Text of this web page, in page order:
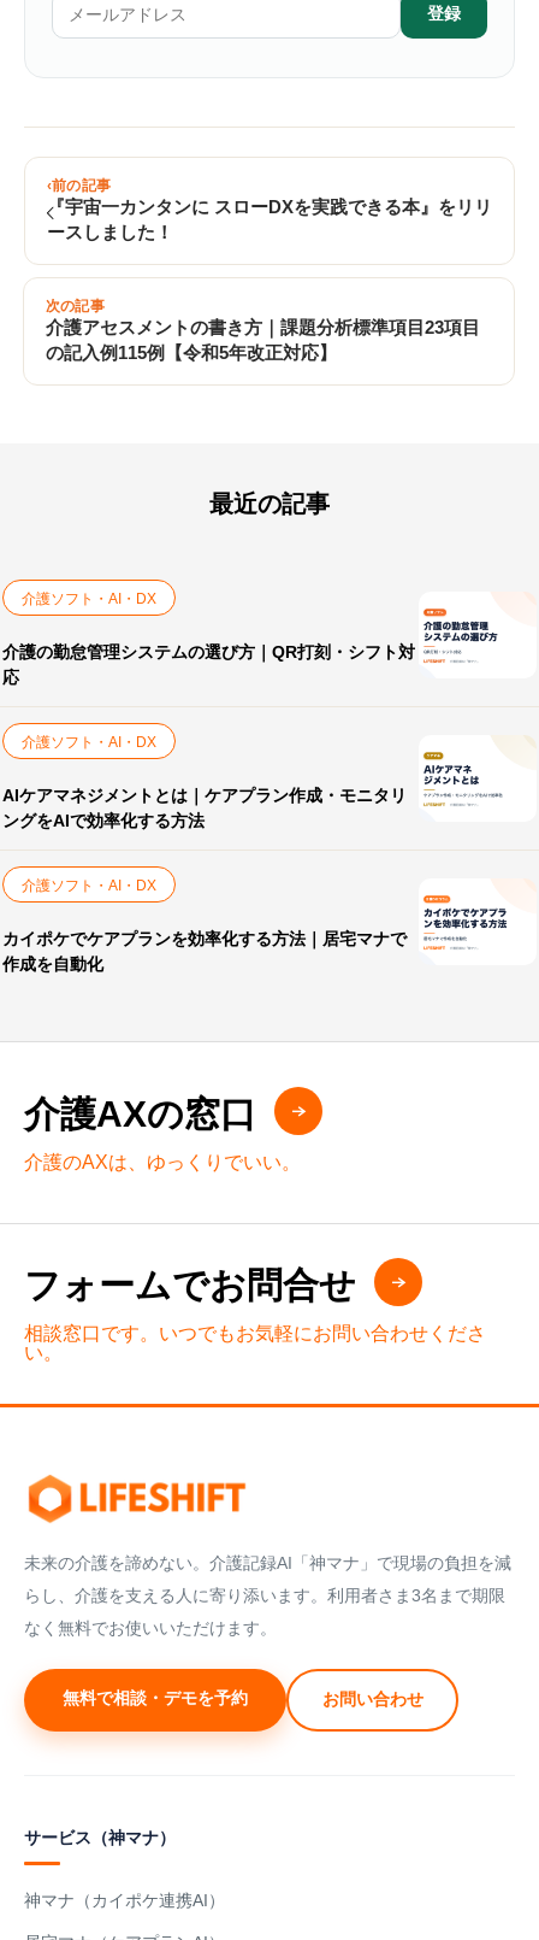
登録
『宇宙一カンタンに スローDXを実践できる本』をリリ
ースしました！
前の記事
介護アセスメントの書き方｜課題分析標準項目23項目
の記入例115例【令和5年改正対応】
次の記事
最近の記事
介護ソフト・AI・DX
介護の勤怠管理システムの選び方｜QR打刻・シフト対
応
介護ソフト・AI・DX
AIケアマネジメントとは｜ケアプラン作成・モニタリ
ングをAIで効率化する方法
介護ソフト・AI・DX
カイポケでケアプランを効率化する方法｜居宅マナで
作成を自動化
介護AXの窓口
介護のAXは、ゆっくりでいい。
フォームでお問合せ
相談窓口です。いつでもお気軽にお問い合わせくださ
い。
未来の介護を諦めない。介護記録AI「神マナ」で現場の負担を減
らし、介護を支える人に寄り添います。利用者さま3名まで期限
なく無料でお使いいただけます。
無料で相談・デモを予約 お問い合わせ
サービス（神マナ）
神マナ（カイポケ連携AI）